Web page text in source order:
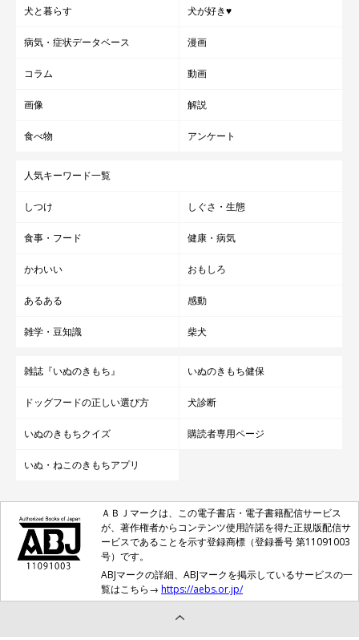
犬と暮らす 犬が好き♥
病気・症状データベース 漫画
コラム 動画
画像 解説
食べ物 アンケート
人気キーワード一覧
しつけ しぐさ・生態
食事・フード 健康・病気
かわいい おもしろ
あるある 感動
雑学・豆知識 柴犬
雑誌『いぬのきもち』 いぬのきもち健保
ドッグフードの正しい選び方 犬診断
いぬのきもちクイズ 購読者専用ページ
いぬ・ねこのきもちアプリ
ＡＢＪマークは、この電子書店・電子書籍配信サービス
が、著作権者からコンテンツ使用許諾を得た正規版配信サ
ービスであることを示す登録商標（登録番号 第11091003
号）です。
ABJマークの詳細、ABJマークを掲示しているサービスの一
覧はこちら→ https://aebs.or.jp/